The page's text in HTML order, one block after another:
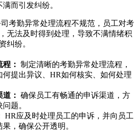
而引发纠纷。
考勤异常处理流程不规范，员工对考
无法及时得到处理，导致不满情绪积
纠纷。
： 制定清晰的考勤异常处理流程，
何提出异议、HR如何核实、如何处理
： 确保员工有畅通的申诉渠道，方
题。
HR应及时处理员工的申诉，并向员工
，确保公开透明。